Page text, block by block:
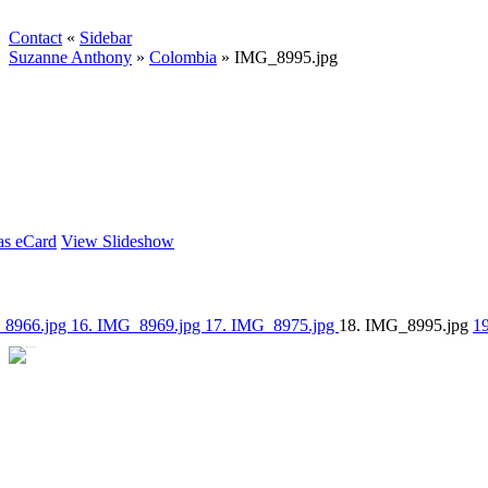
Contact « Sidebar
Suzanne Anthony » Colombia » IMG_8995.jpg
eCard View Slideshow
16. IMG_8969.jpg 17. IMG_8975.jpg 18. IMG_8995.jpg